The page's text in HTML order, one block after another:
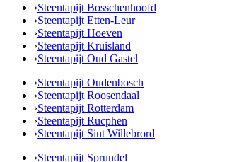
›Steentapijt Bosschenhoofd
›Steentapijt Etten-Leur
›Steentapijt Hoeven
›Steentapijt Kruisland
›Steentapijt Oud Gastel
›Steentapijt Oudenbosch
›Steentapijt Roosendaal
›Steentapijt Rotterdam
›Steentapijt Rucphen
›Steentapijt Sint Willebrord
›Steentapijt Sprundel